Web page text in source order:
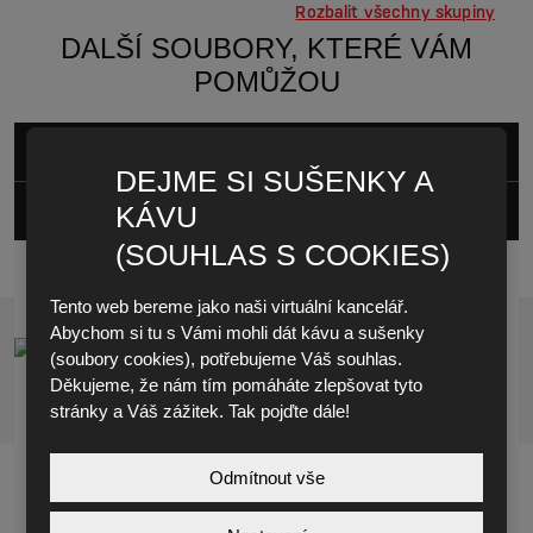
DALŠÍ SOUBORY, KTERÉ VÁM
POMŮŽOU
DRAINFIX TWIN
DRAINFIX TWIN
INSTALAČNÍ PODMÍNKY
DRAINFIX TWIN
Instalační podmínky DRAINFIX-TWIN-01-2023
PRODUKTOVÁ VIDEA
CO SE O SYSTÉMU VYPLATÍ
DEJME SI SUŠENKY A
KÁVU
(SOUHLAS S COOKIES)
Tento web bereme jako naši virtuální kancelář.
Abychom si tu s Vámi mohli dát kávu a sušenky
(soubory cookies), potřebujeme Váš souhlas.
Děkujeme, že nám tím pomáháte zlepšovat tyto
stránky a Váš zážitek. Tak pojďte dále!
Odmítnout vše